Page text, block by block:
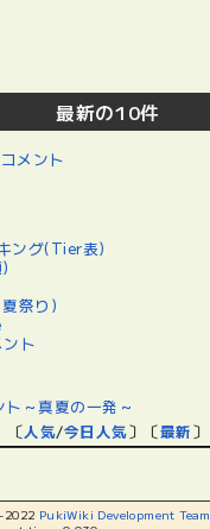
最新の10件
メント
ング(Tier表)
祭り)
ト
～真夏の一発～
〔人気/今日人気〕〔最新〕
PukiWiki Development Team